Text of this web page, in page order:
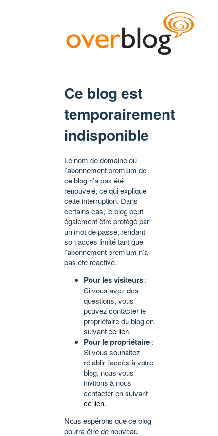
Ce blog est
temporairement
indisponible
Le nom de domaine ou
l’abonnement premium de
ce blog n’a pas été
renouvelé, ce qui explique
cette interruption. Dans
certains cas, le blog peut
également être protégé par
un mot de passe, rendant
son accès limité tant que
l’abonnement premium n’a
pas été réactivé.
Pour les visiteurs :
Si vous avez des
questions, vous
pouvez contacter le
propriétaire du blog en
suivantce lien.
Pour le propriétaire :
Si vous souhaitez
rétablir l’accès à votre
blog, nous vous
invitons à nous
contacter en suivant
ce lien.
Nous espérons que ce blog
pourra être de nouveau